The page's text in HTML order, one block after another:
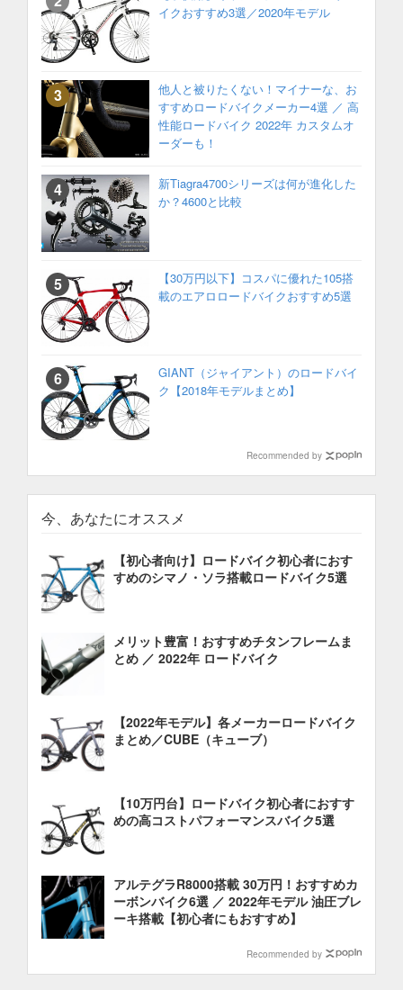
イクおすすめ3選／2020年モデル
他人と被りたくない！マイナーな、お
すすめロードバイクメーカー4選 ／ 高
性能ロードバイク 2022年 カスタムオ
ーダーも！
新Tiagra4700シリーズは何が進化した
か？4600と比較
【30万円以下】コスパに優れた105搭
載のエアロロードバイクおすすめ5選
GIANT（ジャイアント）のロードバイ
ク【2018年モデルまとめ】
Recommended by
今、あなたにオススメ
【初心者向け】ロードバイク初心者におす
すめのシマノ・ソラ搭載ロードバイク5選
メリット豊富！おすすめチタンフレームま
とめ ／ 2022年 ロードバイク
【2022年モデル】各メーカーロードバイク
まとめ／CUBE（キューブ）
【10万円台】ロードバイク初心者におすす
めの高コストパフォーマンスバイク5選
アルテグラR8000搭載 30万円！おすすめカ
ーボンバイク6選 ／ 2022年モデル 油圧ブレ
ーキ搭載【初心者にもおすすめ】
Recommended by